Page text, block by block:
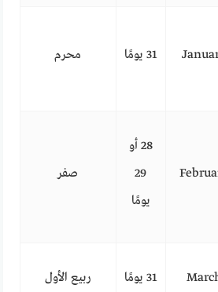
31 يومًا محرم
28 أو
29
يومًا
صفر
31 يومًا ربيع الأول